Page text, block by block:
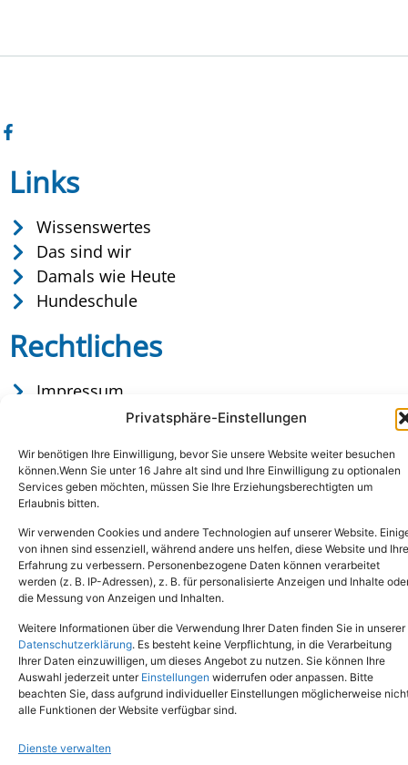
Privatsphäre-Einstellungen
Wir benötigen Ihre Einwilligung, bevor Sie unsere Website weiter besuchen
können.Wenn Sie unter 16 Jahre alt sind und Ihre Einwilligung zu optionalen
Services geben möchten, müssen Sie Ihre Erziehungsberechtigten um
Erlaubnis bitten.
Wir verwenden Cookies und andere Technologien auf unserer Website.
von ihnen sind essenziell, während andere uns helfen, diese Website und Ihre
Erfahrung zu verbessern. Personenbezogene Daten können verarbeitet
werden (z. B. IP-Adressen), z. B. für personalisierte Anzeigen und Inhalte
die Messung von Anzeigen und Inhalten.
Weitere Informationen über die Verwendung Ihrer Daten finden Sie in unserer
Datenschutzerklärung. Es besteht keine Verpflichtung, in die Verarbeitung
Ihrer Daten einzuwilligen, um dieses Angebot zu nutzen. Sie können Ihre
Auswahl jederzeit unter Einstellungen widerrufen oder anpassen. Bitte
beachten Sie, dass aufgrund individueller Einstellungen möglicherweise
alle Funktionen der Website verfügbar sind.
Dienste verwalten
Links
Wissenswertes
Das sind wir
Damals wie Heute
Hundeschule
Rechtliches
Impressum
Datenschutz
Copyright © 2024. Alle Rechte vorbehalten.
Tel.: (02651) - 77438info@tierheim-mayen.de
In der Pluns 1, 56727 Mayen